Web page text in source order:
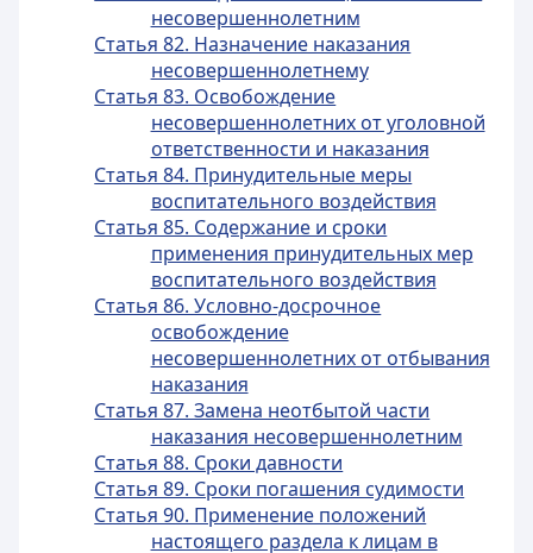
несовершеннолетним
Статья 82. Назначение наказания
несовершеннолетнему
Статья 83. Освобождение
несовершеннолетних от уголовной
ответственности и наказания
Статья 84. Принудительные меры
воспитательного воздействия
Статья 85. Содержание и сроки
применения принудительных мер
воспитательного воздействия
Статья 86. Условно-досрочное
освобождение
несовершеннолетних от отбывания
наказания
Статья 87. Замена неотбытой части
наказания несовершеннолетним
Статья 88. Сроки давности
Статья 89. Сроки погашения судимости
Статья 90. Применение положений
настоящего раздела к лицам в